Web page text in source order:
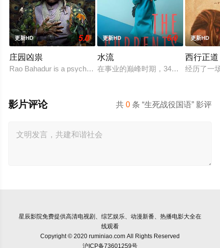
更新HD 5.0
庄园凶祟
Rao Bahadur is a psychological drama set against the
更新HD 6.0
水流
在事业的巅峰时期，34岁的阿根廷造
更新HD
西行正道
经历了一
共0 条 “生死战役国语” 影评
影片评论
星辰影院免费提供高清电视剧、综艺娱乐、动漫新番、热播电影大全在
线观看
Copyright © 2020 ruminiao.com All Rights Reserved
沪ICP备73601259号